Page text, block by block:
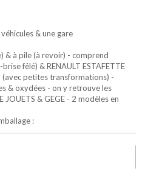
& une gare
& à pile (à revoir) - comprend
fêlé) & RENAULT ESTAFETTE
(avec petites transformations) -
& oxydées - on y retrouve les
JOUETS & GEGE - 2 modèles en
: